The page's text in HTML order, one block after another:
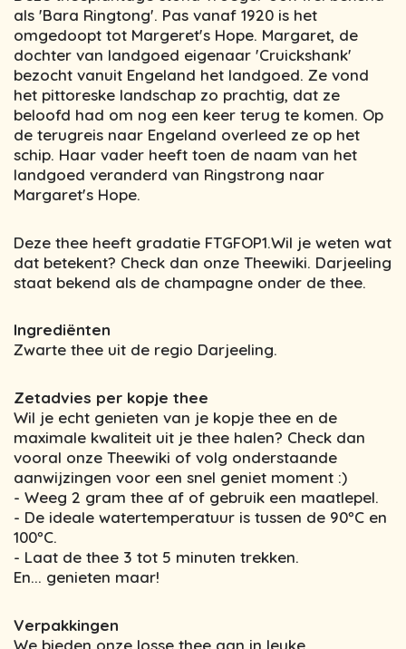
als 'Bara Ringtong'. Pas vanaf 1920 is het
omgedoopt tot Margeret's Hope. Margaret, de
dochter van landgoed eigenaar 'Cruickshank'
bezocht vanuit Engeland het landgoed. Ze vond
het pittoreske landschap zo prachtig, dat ze
beloofd had om nog een keer terug te komen. Op
de terugreis naar Engeland overleed ze op het
schip. Haar vader heeft toen de naam van het
landgoed veranderd van Ringstrong naar
Margaret's Hope.
Deze thee heeft gradatie FTGFOP1.Wil je weten wat
dat betekent? Check dan onze Theewiki. Darjeeling
staat bekend als de champagne onder de thee.
Ingrediënten
Zwarte thee uit de regio Darjeeling.
Zetadvies per kopje thee
Wil je echt genieten van je kopje thee en de
maximale kwaliteit uit je thee halen? Check dan
vooral onze Theewiki of volg onderstaande
aanwijzingen voor een snel geniet moment :)
- Weeg 2 gram thee af of gebruik een maatlepel.
- De ideale watertemperatuur is tussen de 90ºC en
100ºC.
- Laat de thee 3 tot 5 minuten trekken.
En... genieten maar!
Verpakkingen
We bieden onze losse thee aan in leuke